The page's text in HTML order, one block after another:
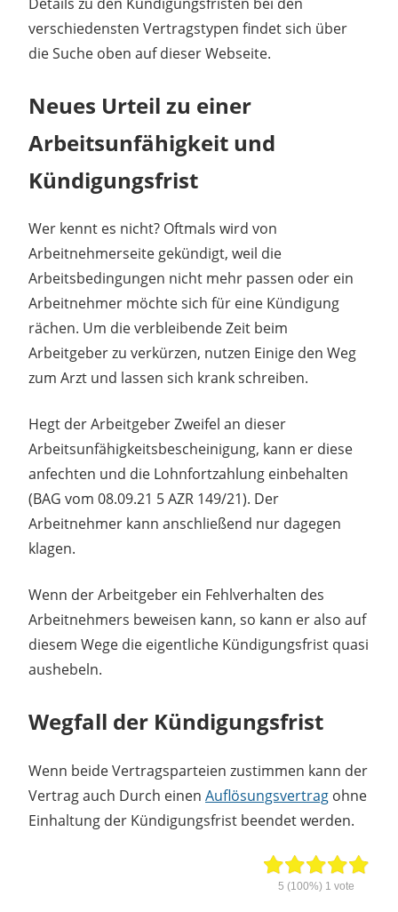
verschiedensten Vertragstypen findet sich über
die Suche oben auf dieser Webseite.
Neues Urteil zu einer
Arbeitsunfähigkeit und
Kündigungsfrist
Wer kennt es nicht? Oftmals wird von
Arbeitnehmerseite gekündigt, weil die
Arbeitsbedingungen nicht mehr passen oder ein
Arbeitnehmer möchte sich für eine Kündigung
rächen. Um die verbleibende Zeit beim
Arbeitgeber zu verkürzen, nutzen Einige den Weg
zum Arzt und lassen sich krank schreiben.
Hegt der Arbeitgeber Zweifel an dieser
Arbeitsunfähigkeitsbescheinigung, kann er diese
anfechten und die Lohnfortzahlung einbehalten
(BAG vom 08.09.21 5 AZR 149/21). Der
Arbeitnehmer kann anschließend nur dagegen
klagen.
Wenn der Arbeitgeber ein Fehlverhalten des
Arbeitnehmers beweisen kann, so kann er also auf
diesem Wege die eigentliche Kündigungsfrist quasi
aushebeln.
Wegfall der Kündigungsfrist
Wenn beide Vertragsparteien zustimmen kann der
Vertrag auch Durch einen Auflösungsvertrag ohne
Einhaltung der Kündigungsfrist beendet werden.
5 (100%) 1 vote